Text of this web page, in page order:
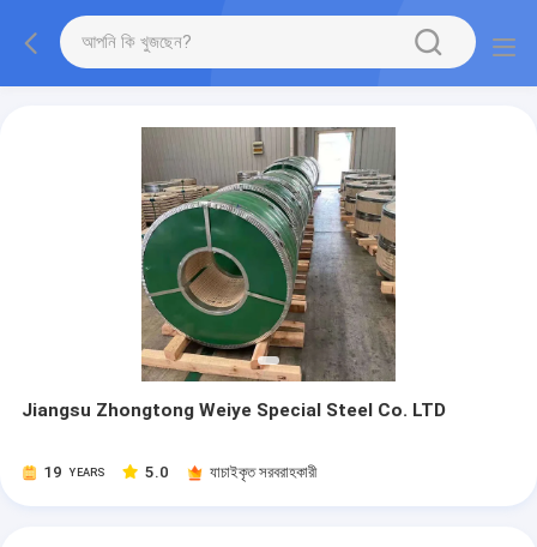
Jiangsu Zhongtong Weiye Special Steel Co. LTD
19 YEARS 5.0 যাচাইকৃত সরবরাহকারী